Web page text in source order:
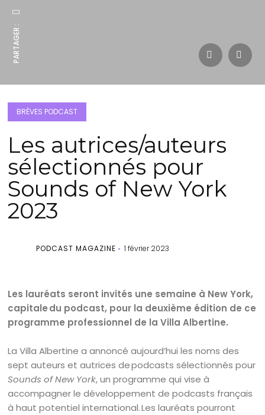
PARTAGER :
BRÈVES PODCAST
Les autrices/auteurs
sélectionnés pour
Sounds of New York
2023
PODCAST MAGAZINE 1 février 2023
Les lauréats seront invités une semaine à New York,
capitale du podcast, pour la deuxième édition de ce
programme professionnel de la Villa Albertine.
La Villa Albertine a annoncé aujourd’hui les noms des
sept auteurs et autrices de podcasts sélectionnés pour
Sounds of New York, un programme qui vise à
accompagner le développement de podcasts français
à haut potentiel international. Les lauréats pourront